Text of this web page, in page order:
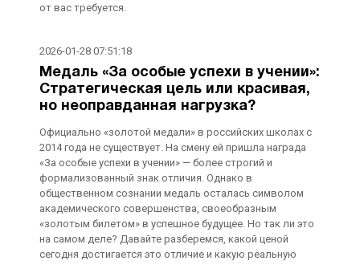
от вас требуется.
2026-01-28 07:51:18
Медаль «За особые успехи в учении»:
Стратегическая цель или красивая,
но неоправданная нагрузка?
Официально «золотой медали» в российских школах с
2014 года не существует. На смену ей пришла награда
«За особые успехи в учении» — более строгий и
формализованный знак отличия. Однако в
общественном сознании медаль осталась символом
академического совершенства, своеобразным
«золотым билетом» в успешное будущее. Но так ли это
на самом деле? Давайте разберемся, какой ценой
сегодня достигается это отличие и какую реальную